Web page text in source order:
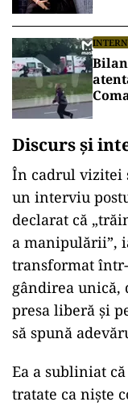
Discursși
În cadrul vizitei
un interviu
declarat că „tr
a manipulării”,
transformat
gândirea unică,
presa liberă și
să spună
Ea a subliniat că
tratate ca niște